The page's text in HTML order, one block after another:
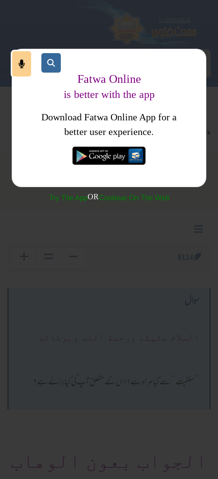
منہج سلفیت کتب فتاوی
(148) ’’سلفیت سے کیا مراد ہے؟
السلام عليكم ورحمة الله وبركاته
’’سلفیت‘‘ سے کیا مراد ہے؟ اس کے متعلق آپ کی کیا رائے ہے؟
الجواب بعون الوهاب
Fatwa Online
is better with the app
Download Fatwa Online App for a
better user experience.
Try The AppORContinue On The Web